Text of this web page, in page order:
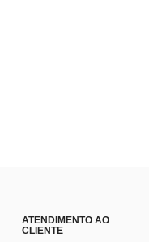
ATENDIMENTO AO
CLIENTE